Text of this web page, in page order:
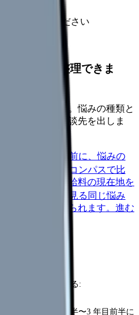
確認してください
サインか整理できま
も大丈夫です。悩みの種類と
べき記事と相談先を出しま
めるべきか迷う前に、悩みの
給料コンパスで比
態から、今の給料の現在地を
掲示板で本音を見る 同じ悩み
問題か確かめられます。 進む
下の 3 要因が重なる:
え尽き
: 2 年目後半〜3 年目前半に